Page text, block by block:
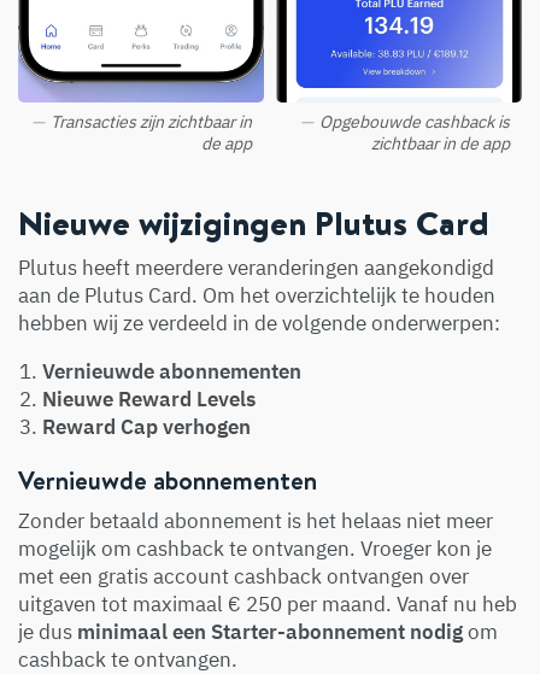
Transacties zijn zichtbaar in
de app
Opgebouwde cashback is
zichtbaar in de app
Nieuwe wijzigingen Plutus Card
Plutus heeft meerdere veranderingen aangekondigd
aan de Plutus Card. Om het overzichtelijk te houden
hebben wij ze verdeeld in de volgende onderwerpen:
Vernieuwde abonnementen
Nieuwe Reward Levels
Reward Cap verhogen
Vernieuwde abonnementen
Zonder betaald abonnement is het helaas niet meer
mogelijk om cashback te ontvangen. Vroeger kon je
met een gratis account cashback ontvangen over
uitgaven tot maximaal € 250 per maand. Vanaf nu heb
je dus minimaal een Starter-abonnement nodigom
cashback te ontvangen.